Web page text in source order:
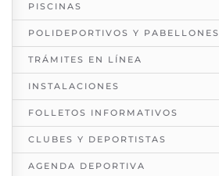
PISCINAS
POLIDEPORTIVOS Y PABELLONES
TRÁMITES EN LÍNEA
INSTALACIONES
FOLLETOS INFORMATIVOS
CLUBES Y DEPORTISTAS
AGENDA DEPORTIVA